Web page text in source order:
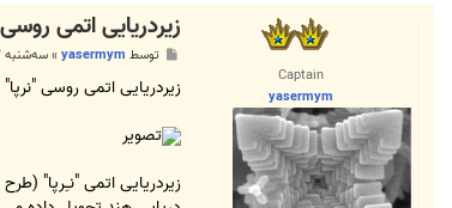
Captain
yasermym
زیردریایی اتمی
ت
توسط yasermym
»سه‌شنبه ۱۲ خرداد ۱۳۸۸, ۱۲:۳۵ ب.ظ
زیردریایی اتمی روسی